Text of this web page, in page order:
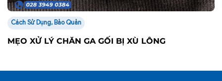
Cách Sử Dụng, Bảo Quản
MẸO XỬ LÝ CHĂN GA GỐI BỊ XÙ LÔNG